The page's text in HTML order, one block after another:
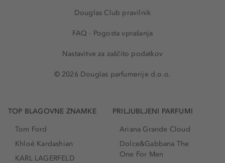
Douglas Club pravilnik
FAQ - Pogosta vprašanja
Nastavitve za zaščito podatkov
© 2026 Douglas parfumerije d.o.o.
TOP BLAGOVNE ZNAMKE
Tom Ford
Khloé Kardashian
KARL LAGERFELD
PRILJUBLJENI PARFUMI
Ariana Grande Cloud
Dolce&Gabbana The
One For Men